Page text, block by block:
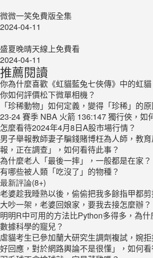
微微一笑免費版全集
2024-04-11
盛夏晚晴天線上免費看
2024-04-11
推薦閱讀
你為什麼喜歡《虹貓藍兔七俠傳》中的虹貓
你如何評價松下微單相機？
「珍稀動物」如何定義，變得「珍稀」的
23-24 賽季 NBA 火箭 136:147 獨行俠，如
怎麼看待2024年4月8日A股市場行情？
男子舉報教師妻子騙錢賭博枉為人師，教
報，正在調查」，如何看待此事？
為什麼老人「最後一摔」，一般都是在家？
有哪些被人類「吃沒了」的物種？
最新評論(8+)
老婆趁我睡熟以後，偷偷把我多餘指甲都
大吵一架，老婆回娘家，要我去接怎麼辦？
明明R中可用的方法比Python多得多，為
數據科學的寵兒？
虐貓考生已參加蘭大研究生調劑複試，婉
好回應，對於網路輿論不是很懂」，如何看